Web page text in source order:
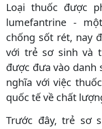
Loại thuốc được
lumefantrine -
chống sốt rét, nay
với trẻ sơ sinh và
được đưa vào danh
nghĩa với việc
quốc tế về chất
Trước đây, trẻ sơ